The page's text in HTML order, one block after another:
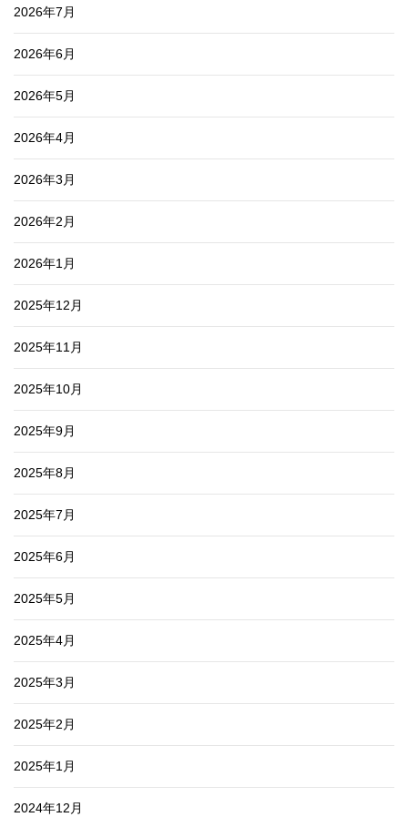
2026年7月
2026年6月
2026年5月
2026年4月
2026年3月
2026年2月
2026年1月
2025年12月
2025年11月
2025年10月
2025年9月
2025年8月
2025年7月
2025年6月
2025年5月
2025年4月
2025年3月
2025年2月
2025年1月
2024年12月